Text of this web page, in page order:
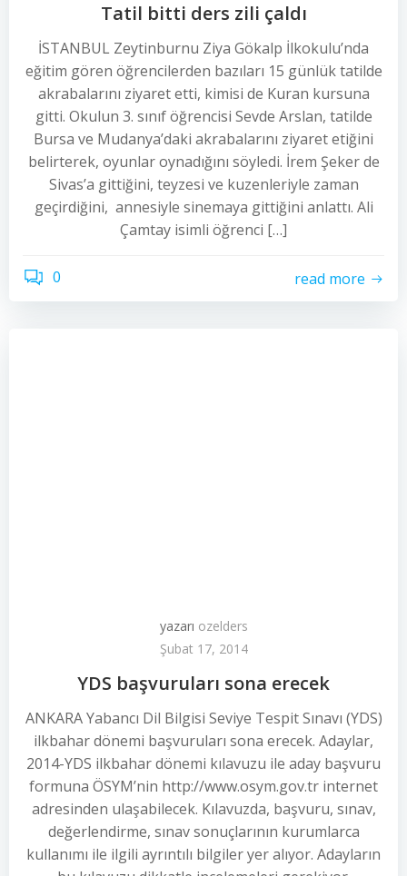
Tatil bitti ders zili çaldı
İSTANBUL Zeytinburnu Ziya Gökalp İlkokulu’nda
eğitim gören öğrencilerden bazıları 15 günlük tatilde
akrabalarını ziyaret etti, kimisi de Kuran kursuna
gitti. Okulun 3. sınıf öğrencisi Sevde Arslan, tatilde
Bursa ve Mudanya’daki akrabalarını ziyaret etiğini
belirterek, oyunlar oynadığını söyledi. İrem Şeker de
Sivas’a gittiğini, teyzesi ve kuzenleriyle zaman
geçirdiğini, annesiyle sinemaya gittiğini anlattı. Ali
Çamtay isimli öğrenci […]
0 read more
yazarı ozelders
Şubat 17, 2014
YDS başvuruları sona erecek
ANKARA Yabancı Dil Bilgisi Seviye Tespit Sınavı (YDS)
ilkbahar dönemi başvuruları sona erecek. Adaylar,
2014-YDS ilkbahar dönemi kılavuzu ile aday başvuru
formuna ÖSYM’nin http://www.osym.gov.tr internet
adresinden ulaşabilecek. Kılavuzda, başvuru, sınav,
değerlendirme, sınav sonuçlarının kurumlarca
kullanımı ile ilgili ayrıntılı bilgiler yer alıyor. Adayların